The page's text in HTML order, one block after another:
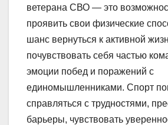
ветерана СВО — это
проявить свои физические
шанс вернуться к активной
почувствовать себя частью
эмоции побед и поражений с
единомышленниками. Спорт
справляться с трудностями,
барьеры, чувствовать